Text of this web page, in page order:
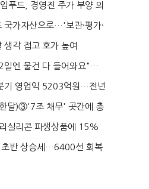
푸드, 경영진 주가 부양 의
...
국가자산으로…'보관·평가·
...
각 접고 호가 높여
한 한 채' 20...
일엔 물건 다 들어와요"…
며 문 연 ...
기 영업익 5203억원…전년
소...
달)③'7조 채무' 곳간에 충
20년...
실리콘 파생상품에 15%
업 재건"...
초반 상승세…6400선 회복